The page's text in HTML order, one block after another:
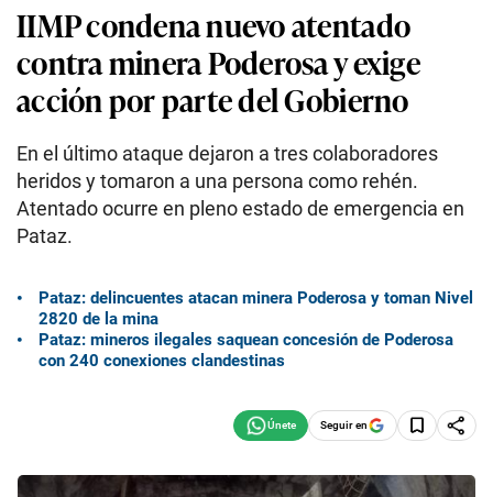
IIMP condena nuevo atentado
contra minera Poderosa y exige
acción por parte del Gobierno
En el último ataque dejaron a tres colaboradores
heridos y tomaron a una persona como rehén.
Atentado ocurre en pleno estado de emergencia en
Pataz.
Pataz: delincuentes atacan minera Poderosa y toman Nivel
2820 de la mina
Pataz: mineros ilegales saquean concesión de Poderosa
con 240 conexiones clandestinas
Seguir en